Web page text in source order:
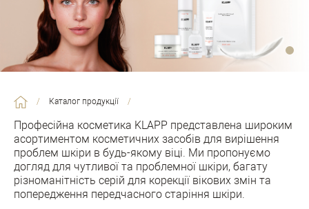
/ Каталог продукції /
Професійна косметика KLAPP представлена широким
асортиментом косметичних засобів для вирішення
проблем шкіри в будь-якому віці. Ми пропонуємо
догляд для чутливої та проблемної шкіри, багату
різноманітність серій для корекції вікових змін та
попередження передчасного старіння шкіри.